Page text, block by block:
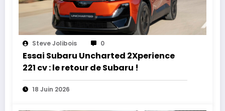
Steve Jolibois 0
Essai Subaru Uncharted 2Xperience
221 cv : le retour de Subaru !
18 Juin 2026